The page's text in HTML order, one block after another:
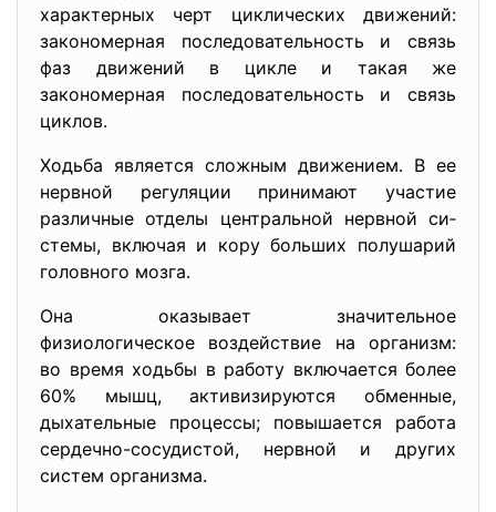
характерных черт циклических движений:
закономерная последовательность и связь
фаз движений в цикле и такая же
закономерная последовательность и связь
циклов.
Ходьба является сложным движением. В ее
нервной регуляции принимают участие
различные отделы центральной нервной си­
стемы, включая и кору больших полушарий
головного мозга.
Она оказывает значительное
физиологическое воздействие на организм:
во время ходьбы в работу включается более
60% мышц, активизируются обменные,
дыхательные процессы; повышается работа
сердечно-сосудистой, нервной и других
систем организма.